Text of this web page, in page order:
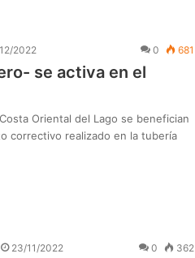
2022 0 681
se activa en el
Oriental del Lago se benefician
correctivo realizado en la tubería
23/11/2022 0 362